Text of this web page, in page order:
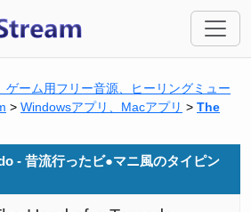
ーム用フリー音源、ヒーリングミュー
> Windowsアプリ、Macアプリ > The
- 昔流行ったビ●マニ風のタイピン